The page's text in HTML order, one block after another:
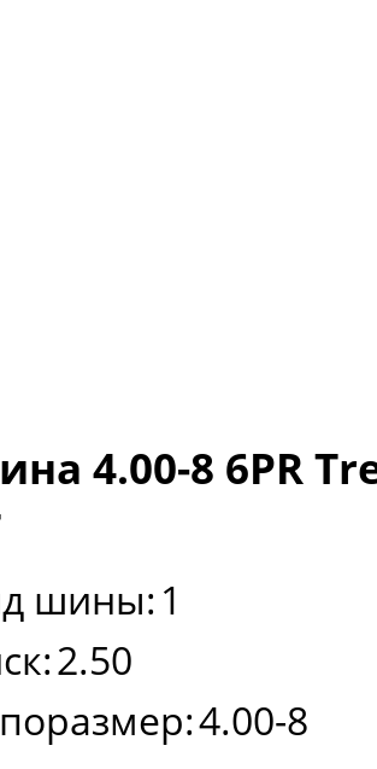
4.00-8 6PR
шины: 1
2.50
4.00-8